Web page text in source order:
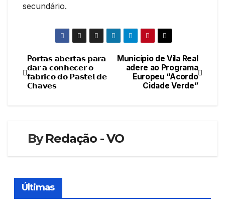
secundário.
Navegação
de
Município de Vila Real
adere ao Programa
Europeu “Acordo
Cidade Verde”
P𝗼𝗿𝘁𝗮𝘀 𝗮𝗯𝗲𝗿𝘁𝗮𝘀 𝗽𝗮𝗿𝗮
𝗱𝗮𝗿 𝗮 𝗰𝗼𝗻𝗵𝗲𝗰𝗲𝗿 𝗼
𝗳𝗮𝗯𝗿𝗶𝗰𝗼 𝗱𝗼 𝗣𝗮𝘀𝘁𝗲𝗹 𝗱𝗲
𝗖𝗵𝗮𝘃𝗲𝘀
ByRedação - VO
Últimas